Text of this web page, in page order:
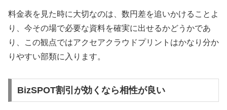
料金表を見た時に大切なのは、数円差を追いかけることよ
り、今その場で必要な資料を確実に出せるかどうかであ
り、この観点ではアクセアクラウドプリントはかなり分か
りやすい部類に入ります。
BizSPOT割引が効くなら相性が良い